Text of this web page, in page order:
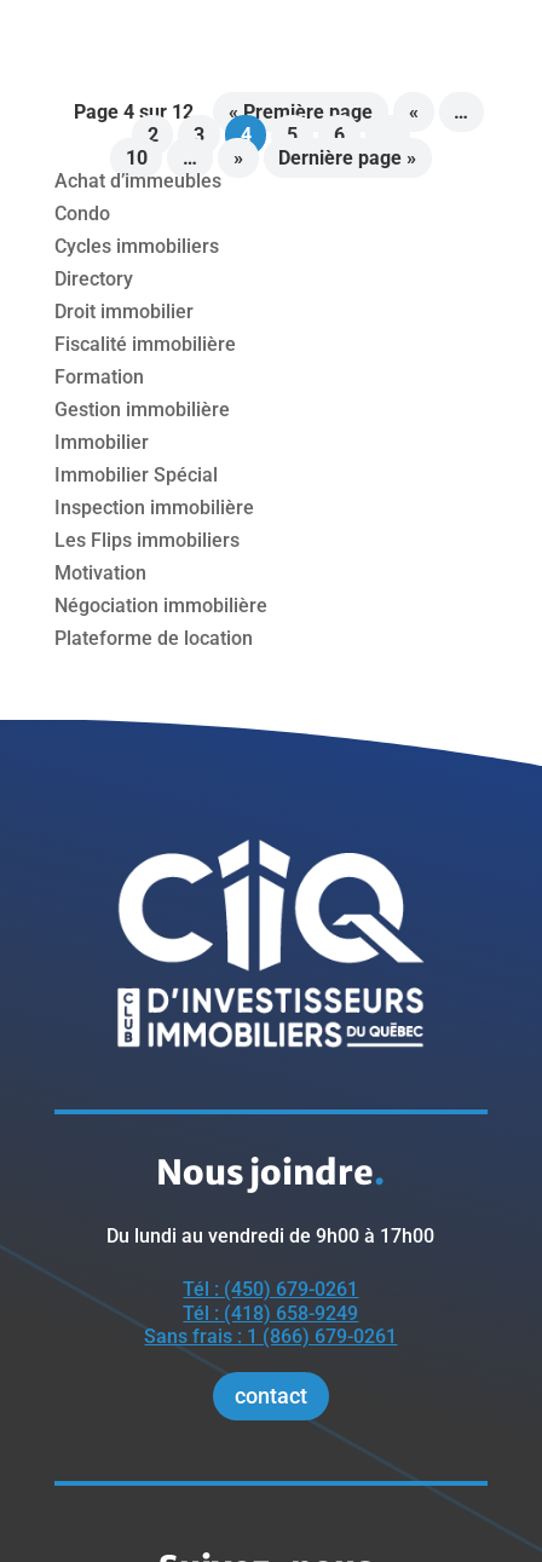
Page 4 sur 12 « Première page «
…
2
3 4 5 6
10
… »
Dernière page »
Achat d’immeubles
Condo
Cycles immobiliers
Directory
Droit immobilier
Fiscalité immobilière
Formation
Gestion immobilière
Immobilier
Immobilier Spécial
Inspection immobilière
Les Flips immobiliers
Motivation
Négociation immobilière
Plateforme de location
Nous joindre.
Du lundi au vendredi de 9h00 à 17h00
Tél : (450) 679-0261
Tél : (418) 658-9249
Sans frais : 1 (866) 679-0261
contact